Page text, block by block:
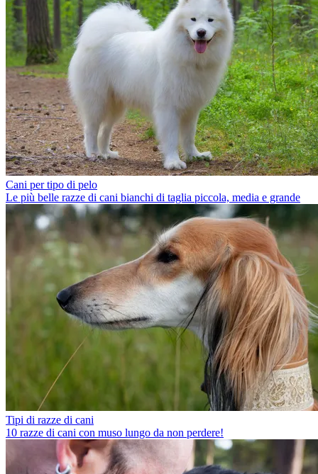
Cani per tipo di pelo
Le più belle razze di cani bianchi di taglia piccola, media e grande
Tipi di razze di cani
10 razze di cani con muso lungo da non perdere!